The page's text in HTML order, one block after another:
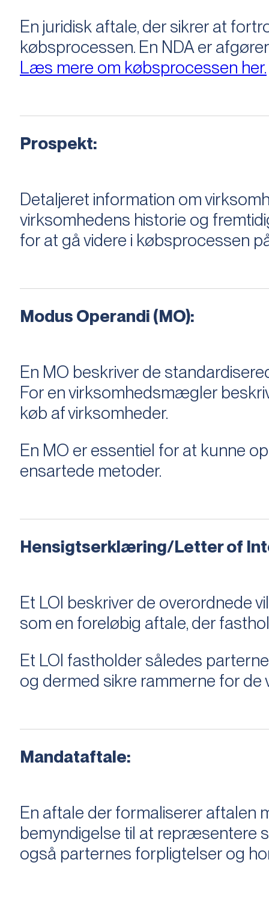
En juridisk aftale, der sikrer at
købsprocessen​​. En NDA er
Læs mere om købsprocessen her.
Prospekt:
Detaljeret information om
virksomhedens historie og
for at gå videre i købsprocessen
Modus Operandi (MO):
En MO beskriver de
For en virksomhedsmægler
køb af virksomheder.
En MO er essentiel for at kunne
ensartede metoder.
Hensigtserklæring/Letter of
Et LOI beskriver de overordnede
som en foreløbig aftale, der
Et LOI fastholder således
og dermed sikre rammerne for de
Mandataftale:
En aftale der formaliserer
bemyndigelse til at repræsentere
også parternes forpligtelser og